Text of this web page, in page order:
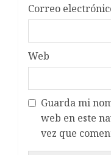
Correo
Web
Guarda mi
web en este
vez que